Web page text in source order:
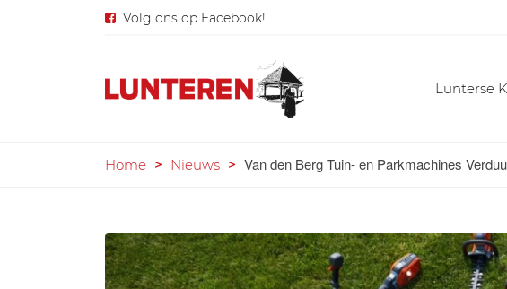
Volg ons op Facebook!
Lunterse
Home > Nieuws > Van den Berg Tuin- en Parkmachines